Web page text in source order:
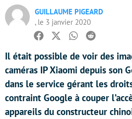
GUILLAUME PIGEARD
, le 3 janvier 2020
Facebook
TwitterWhatsapp
Reddit
Il était possible de voir des
caméras IP Xiaomi depuis son
dans le service gérant les
contraint Google à couper
appareils du constructeur